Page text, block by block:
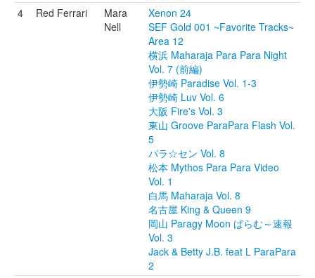
4
Red Ferrari
Mara
Nell
Xenon 24
SEF Gold 001 ~Favorite Tracks~
Area 12
横浜 Maharaja Para Para Night
Vol. 7 (前編)
伊勢崎 Paradise Vol. 1-3
伊勢崎 Luv Vol. 6
大阪 Fire's Vol. 3
東山 Groove ParaPara Flash Vol.
5
パラ☆セン Vol. 8
松本 Mythos Para Para Video
Vol. 1
白馬 Maharaja Vol. 8
名古屋 King & Queen 9
岡山 Paragy Moon ぱらむ～速報
Vol. 3
Jack & Betty J.B. feat L ParaPara
2